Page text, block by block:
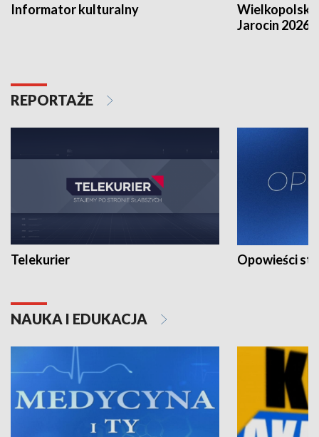
Informator kulturalny
Jarocin 2026
REPORTAŻE
Telekurier Opowieści
NAUKA I EDUKACJA